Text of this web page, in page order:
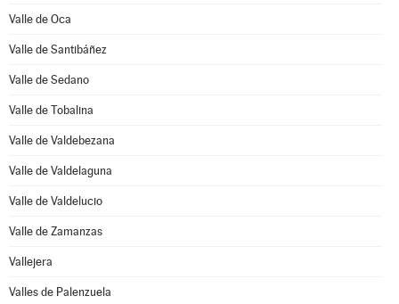
Valle de Oca
Valle de Santibáñez
Valle de Sedano
Valle de Tobalina
Valle de Valdebezana
Valle de Valdelaguna
Valle de Valdelucio
Valle de Zamanzas
Vallejera
Valles de Palenzuela